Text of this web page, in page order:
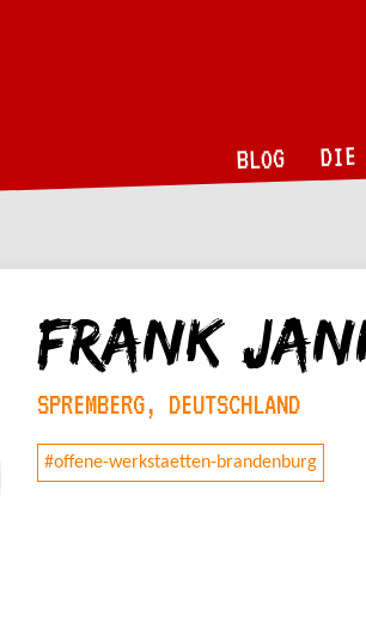
BLOG DIE
Frank
SPREMBERG, DEUTSCHLAND
#offene-werkstaetten-brandenburg